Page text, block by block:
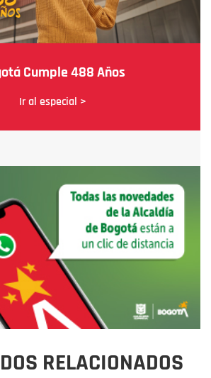
Cumple 488 Años
Ir al especial >
RELACIONADOS